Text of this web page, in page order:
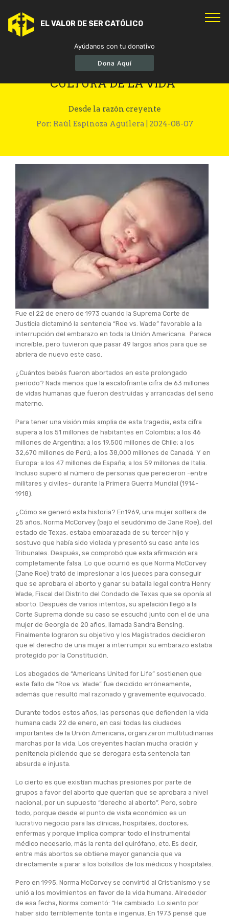
EL VALOR DE SER CATÓLICO
Ayúdanos con tu donativo
Dona Aquí
EN ESTADOS UNIDOS TRIUNFÁ "LA
CULTURA DE LA VIDA"
Desde la razón creyente
Por: Raúl Espinoza Aguilera | 2024-08-07
Fue el 22 de enero de 1973 cuando la Suprema Corte de
Justicia dictaminó la sentencia “Roe vs. Wade” favorable a la
interrupción del embarazo en toda la Unión Americana. Parece
increíble, pero tuvieron que pasar 49 largos años para que se
abriera de nuevo este caso.
¿Cuántos bebés fueron abortados en este prolongado
período? Nada menos que la escalofriante cifra de 63 millones
de vidas humanas que fueron destruidas y arrancadas del seno
materno.
Para tener una visión más amplia de esta tragedia, esta cifra
supera a los 51 millones de habitantes en Colombia; a los 46
millones de Argentina; a los 19,500 millones de Chile; a los
32,670 millones de Perú; a los 38,000 millones de Canadá. Y en
Europa: a los 47 millones de España; a los 59 millones de Italia.
Incluso superó al número de personas que perecieron -entre
militares y civiles- durante la Primera Guerra Mundial (1914-
1918).
¿Cómo se generó esta historia? En1969, una mujer soltera de
25 años, Norma McCorvey (bajo el seudónimo de Jane Roe), del
estado de Texas, estaba embarazada de su tercer hijo y
sostuvo que había sido violada y presentó su caso ante los
Tribunales. Después, se comprobó que esta afirmación era
completamente falsa. Lo que ocurrió es que Norma McCorvey
(Jane Roe) trató de impresionar a los jueces para conseguir
que se aprobara el aborto y ganar su batalla legal contra Henry
Wade, Fiscal del Distrito del Condado de Texas que se oponía al
aborto. Después de varios intentos, su apelación llegó a la
Corte Suprema donde su caso se escuchó junto con el de una
mujer de Georgia de 20 años, llamada Sandra Bensing.
Finalmente lograron su objetivo y los Magistrados decidieron
que el derecho de una mujer a interrumpir su embarazo estaba
protegido por la Constitución.
Los abogados de “Americans United for Life” sostienen que
este fallo de “Roe vs. Wade” fue decidido erróneamente,
además que resultó mal razonado y gravemente equivocado.
Durante todos estos años, las personas que defienden la vida
humana cada 22 de enero, en casi todas las ciudades
importantes de la Unión Americana, organizaron multitudinarias
marchas por la vida. Los creyentes hacían mucha oración y
penitencia pidiendo que se derogara esta sentencia tan
absurda e injusta.
Lo cierto es que existían muchas presiones por parte de
grupos a favor del aborto que querían que se aprobara a nivel
nacional, por un supuesto “derecho al aborto”. Pero, sobre
todo, porque desde el punto de vista económico es un
lucrativo negocio para las clínicas, hospitales, doctores,
enfermas y porque implica comprar todo el instrumental
médico necesario, más la renta del quirófano, etc. Es decir,
entre más abortos se obtiene mayor ganancia que va
directamente a parar a los bolsillos de los médicos y hospitales.
Pero en 1995, Norma McCorvey se convirtió al Cristianismo y se
unió a los movimientos en favor de la vida humana. Alrededor
de esa fecha, Norma comentó: “He cambiado. Lo siento por
haber sido terriblemente tonta e ingenua. En 1973 pensé que